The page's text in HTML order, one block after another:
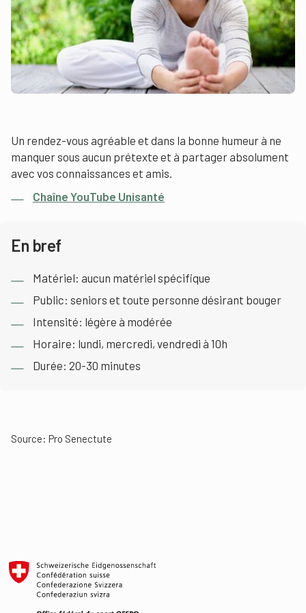
Un rendez-vous agréable et dans la bonne humeur à ne
manquer sous aucun prétexte et à partager absolument
avec vos connaissances et amis.
Chaîne YouTube Unisanté
En bref
Matériel: aucun matériel spécifique
Public: seniors et toute personne désirant bouger
Intensité: légère à modérée
Horaire: lundi, mercredi, vendredi à 10h
Durée: 20-30 minutes
Source: Pro Senectute